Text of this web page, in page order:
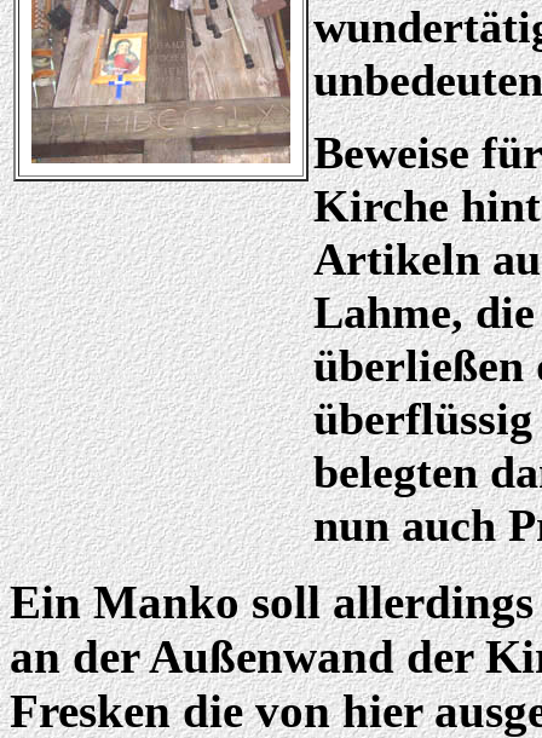
Beweise
Kirche
Artikeln
Lahme,
belegten
nun auch
Ein Manko soll
an der Außenwand der
Fresken die von hier